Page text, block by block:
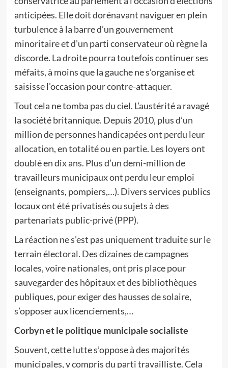
anticipées. Elle doit dorénavant naviguer en plein
turbulence à la barre d’un gouvernement
minoritaire et d’un parti conservateur où règne la
discorde. La droite pourra toutefois continuer ses
méfaits, à moins que la gauche ne s’organise et
saisisse l’occasion pour contre-attaquer.
Tout cela ne tomba pas du ciel. L’austérité a ravagé
la société britannique. Depuis 2010, plus d’un
million de personnes handicapées ont perdu leur
allocation, en totalité ou en partie. Les loyers ont
doublé en dix ans. Plus d’un demi-million de
travailleurs municipaux ont perdu leur emploi
(enseignants, pompiers,…). Divers services publics
locaux ont été privatisés ou sujets à des
partenariats public-privé (PPP).
La réaction ne s’est pas uniquement traduite sur le
terrain électoral. Des dizaines de campagnes
locales, voire nationales, ont pris place pour
sauvegarder des hôpitaux et des bibliothèques
publiques, pour exiger des hausses de solaire,
s’opposer aux licenciements,…
Corbyn et le politique municipale socialiste
Souvent, cette lutte s’oppose à des majorités
municipales, y compris du parti travailliste. Cela